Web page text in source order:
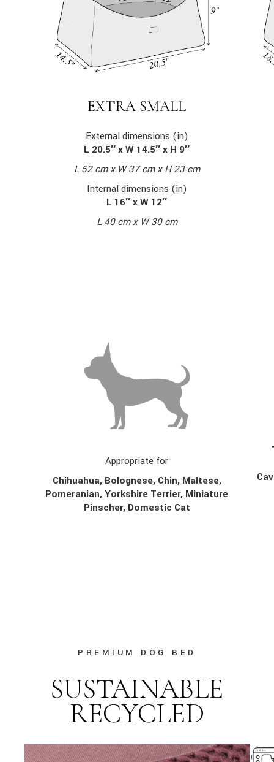
EXTRA SMALL
External dimensions (in)
L 20.5″ x W 14.5″ x H 9″
L 52 cm x W 37 cm x H 23 cm
Internal dimensions (in)
L 16″ x W 12″
L 40 cm x W 30 cm
Appropriate for
Chihuahua, Bolognese, Chin, Maltese,
Pomeranian, Yorkshire Terrier, Miniature
Pinscher, Domestic Cat
PREMIUM DOG BED
SUSTAINABLE
RECYCLED